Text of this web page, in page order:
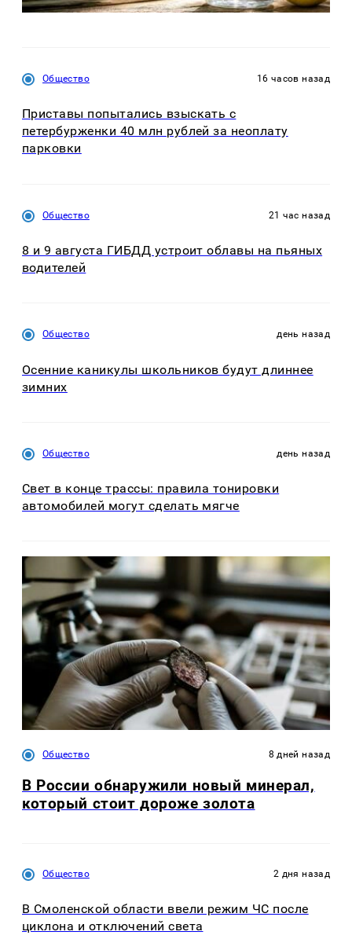
Общество 16 часов назад
Приставы попытались взыскать с
петербурженки 40 млн рублей за неоплату
парковки
Общество 21 час назад
8 и 9 августа ГИБДД устроит облавы на пьяных
водителей
Общество день назад
Осенние каникулы школьников будут длиннее
зимних
Общество день назад
Свет в конце трассы: правила тонировки
автомобилей могут сделать мягче
Общество 8 дней назад
В России обнаружили новый минерал,
который стоит дороже золота
Общество 2 дня назад
В Смоленской области ввели режим ЧС после
циклона и отключений света